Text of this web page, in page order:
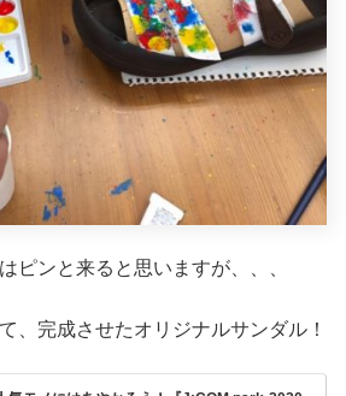
ピンと来ると思いますが、、、
、完成させたオリジナルサンダル！